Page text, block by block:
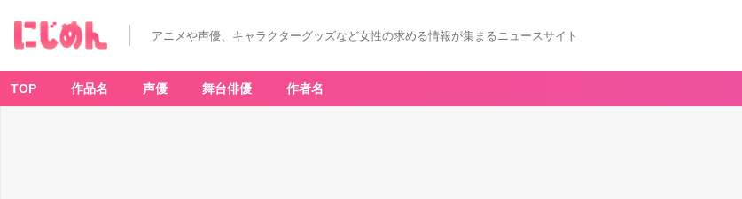
アニメや声優、キャラクターグッズなど女性の求める情報が集まるニュースサイト
TOP 作品名 声優 舞台俳優 作者名